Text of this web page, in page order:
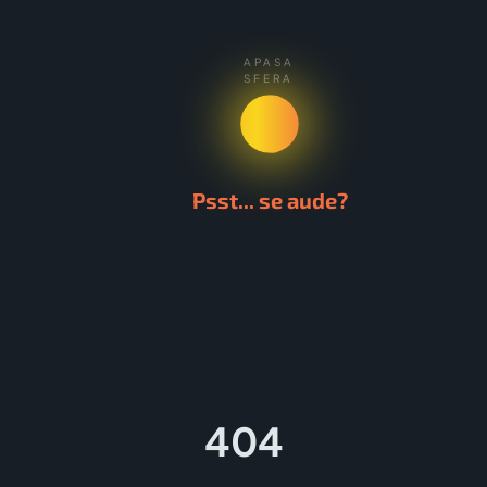
404
Psst... se aude?
APASA
SFERA